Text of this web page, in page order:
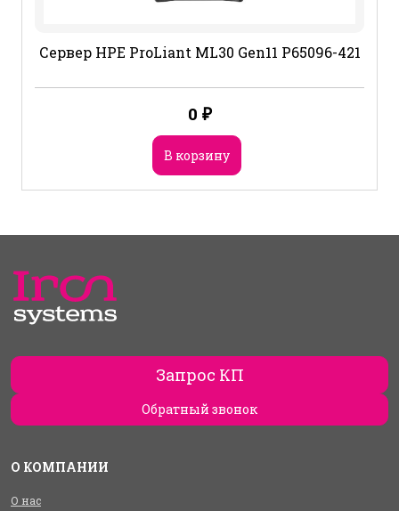
Сервер HPE ProLiant ML30 Gen11 P65096-421
0 ₽
В корзину
Запрос КП
Обратный звонок
О КОМПАНИИ
О нас